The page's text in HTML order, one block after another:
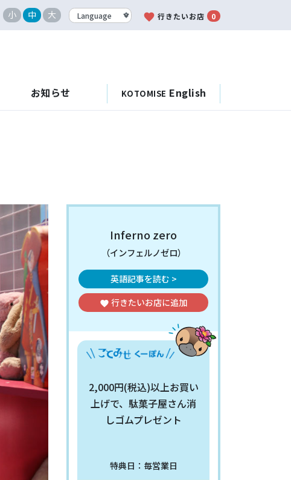
小 中 大 favorite 行きたいお店 0
お知らせ KOTOMISE English
Inferno zero
（インフェルノゼロ）
英語記事を読む >
favorite 行きたいお店に追加
2,000円(税込)以上お買い
上げで、駄菓子屋さん消
しゴムプレゼント
特典日：毎営業日